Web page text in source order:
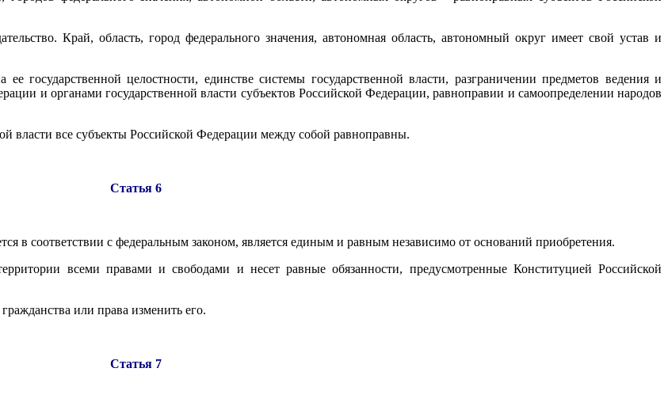
Край, область, город федерального значения, автономная область, автономный округ имеет свой устав и
государственной целостности, единстве системы государственной власти, разграничении предметов ведения и
и органами государственной власти субъектов Российской Федерации, равноправии и самоопределении народов
власти все субъекты Российской Федерации между собой равноправны.
Статья 6
в соответствии с федеральным законом, является единым и равным независимо от оснований приобретения.
всеми правами и свободами и несет равные обязанности, предусмотренные Конституцией Российской
или права изменить его.
Статья 7